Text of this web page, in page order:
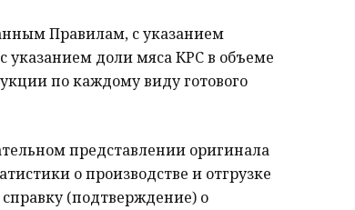
Правилам, с указанием
указанием доли мяса КРС в объеме
по каждому виду готового
представлении оригинала
о производстве и отгрузке
(подтверждение) о